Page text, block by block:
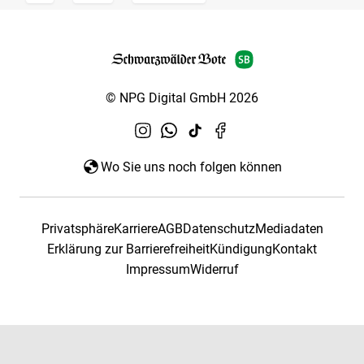
© NPG Digital GmbH 2026
Wo Sie uns noch folgen können
PrivatsphäreKarriereAGBDatenschutzMediadaten
Erklärung zur BarrierefreiheitKündigungKontakt
ImpressumWiderruf